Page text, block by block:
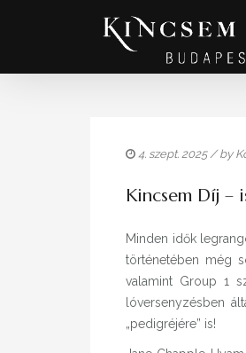
4. szept. 2025/ by
Kincsem Díj –
Minden idők
történetében még
valamint Group 1
lóversenyzésben
„pedigréjére” is!